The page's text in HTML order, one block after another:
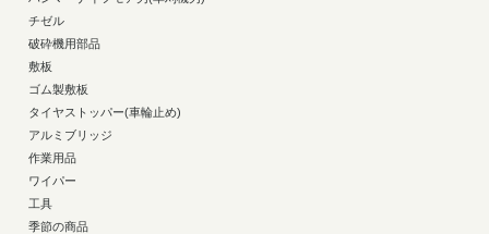
チゼル
破砕機用部品
敷板
ゴム製敷板
タイヤストッパー(車輪止め)
アルミブリッジ
作業用品
ワイパー
工具
季節の商品